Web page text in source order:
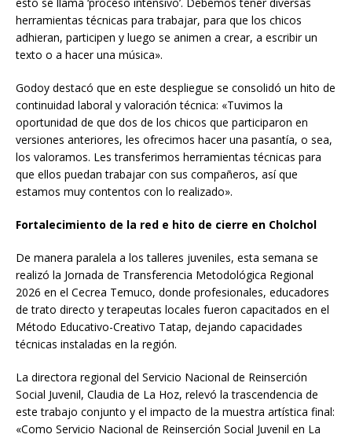
herramientas técnicas para trabajar, para que los chicos
adhieran, participen y luego se animen a crear, a escribir un
texto o a hacer una música».
Godoy destacó que en este despliegue se consolidó un hito de
continuidad laboral y valoración técnica: «Tuvimos la
oportunidad de que dos de los chicos que participaron en
versiones anteriores, les ofrecimos hacer una pasantía, o sea,
los valoramos. Les transferimos herramientas técnicas para
que ellos puedan trabajar con sus compañeros, así que
estamos muy contentos con lo realizado».
Fortalecimiento de la red e hito de cierre en Cholchol
De manera paralela a los talleres juveniles, esta semana se
realizó la Jornada de Transferencia Metodológica Regional
2026 en el Cecrea Temuco, donde profesionales, educadores
de trato directo y terapeutas locales fueron capacitados en el
Método Educativo-Creativo Tatap, dejando capacidades
técnicas instaladas en la región.
La directora regional del Servicio Nacional de Reinserción
Social Juvenil, Claudia de La Hoz, relevó la trascendencia de
este trabajo conjunto y el impacto de la muestra artística final:
«Como Servicio Nacional de Reinserción Social Juvenil en La